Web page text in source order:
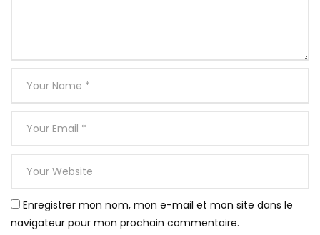
Enregistrer mon nom, mon e-mail et mon site dans le
navigateur pour mon prochain commentaire.